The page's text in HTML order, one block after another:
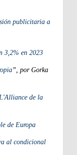
publicitaria a
3,2% en 2023
”, por Gorka
de la
de Europa
al condicional